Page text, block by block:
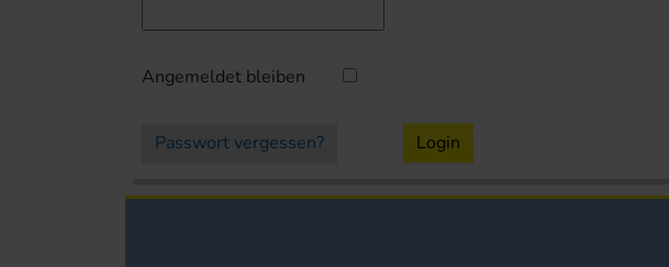
Angemeldet bleiben
Passwort vergessen? Login